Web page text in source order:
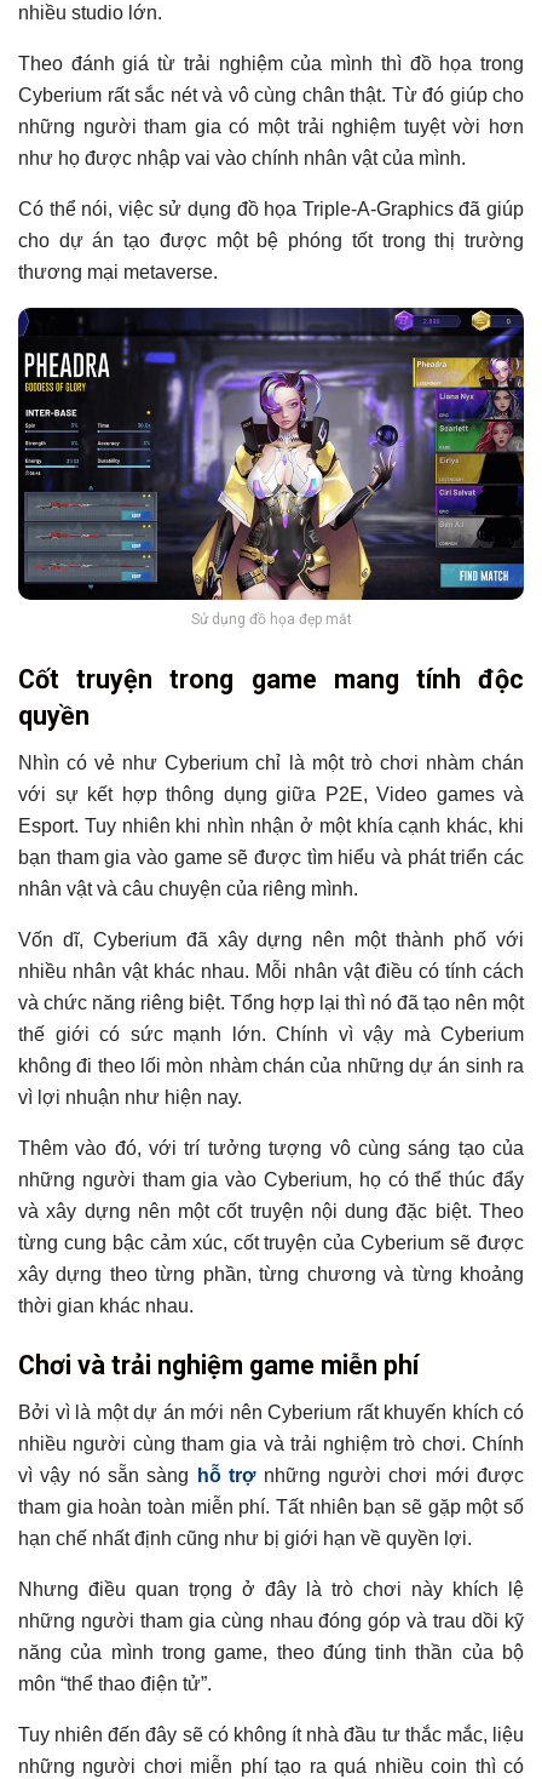
nhiều studio lớn.
Theo đánh giá từ trải nghiệm của mình thì đồ họa trong
Cyberium rất sắc nét và vô cùng chân thật. Từ đó giúp cho
những người tham gia có một trải nghiệm tuyệt vời hơn
như họ được nhập vai vào chính nhân vật của mình.
Có thể nói, việc sử dụng đồ họa Triple-A-Graphics đã giúp
cho dự án tạo được một bệ phóng tốt trong thị trường
thương mại metaverse.
Sử dụng đồ họa đẹp mắt
Cốt truyện trong game mang tính độc
quyền
Nhìn có vẻ như Cyberium chỉ là một trò chơi nhàm chán
với sự kết hợp thông dụng giữa P2E, Video games và
Esport. Tuy nhiên khi nhìn nhận ở một khía cạnh khác, khi
bạn tham gia vào game sẽ được tìm hiểu và phát triển các
nhân vật và câu chuyện của riêng mình.
Vốn dĩ, Cyberium đã xây dựng nên một thành phố với
nhiều nhân vật khác nhau. Mỗi nhân vật điều có tính cách
và chức năng riêng biệt. Tổng hợp lại thì nó đã tạo nên một
thế giới có sức mạnh lớn. Chính vì vậy mà Cyberium
không đi theo lối mòn nhàm chán của những dự án sinh ra
vì lợi nhuận như hiện nay.
Thêm vào đó, với trí tưởng tượng vô cùng sáng tạo của
những người tham gia vào Cyberium, họ có thể thúc đẩy
và xây dựng nên một cốt truyện nội dung đặc biệt. Theo
từng cung bậc cảm xúc, cốt truyện của Cyberium sẽ được
xây dựng theo từng phần, từng chương và từng khoảng
thời gian khác nhau.
Chơi và trải nghiệm game miễn phí
Bởi vì là một dự án mới nên Cyberium rất khuyến khích có
nhiều người cùng tham gia và trải nghiệm trò chơi. Chính
vì vậy nó sẵn sàng
hỗ trợnhững người chơi mới được
tham gia hoàn toàn miễn phí. Tất nhiên bạn sẽ gặp một số
hạn chế nhất định cũng như bị giới hạn về quyền lợi.
Nhưng điều quan trọng ở đây là trò chơi này khích lệ
những người tham gia cùng nhau đóng góp và trau dồi kỹ
năng của mình trong game, theo đúng tinh thần của bộ
môn “thể thao điện tử”.
Tuy nhiên đến đây sẽ có không ít nhà đầu tư thắc mắc, liệu
những người chơi miễn phí tạo ra quá nhiều coin thì có